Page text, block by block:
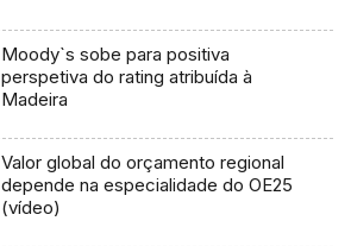
Moody`s sobe para positiva
perspetiva do rating atribuída à
Madeira
Valor global do orçamento regional
depende na especialidade do OE25
(vídeo)